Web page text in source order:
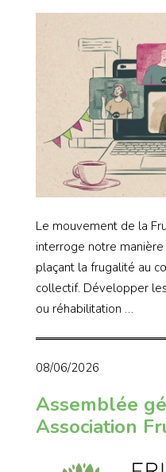
Le mouvement de la
interroge notre
plaçant la frugalité au
collectif. Développer
ou réhabilitation …
08/06/2026
Assemblée
Association